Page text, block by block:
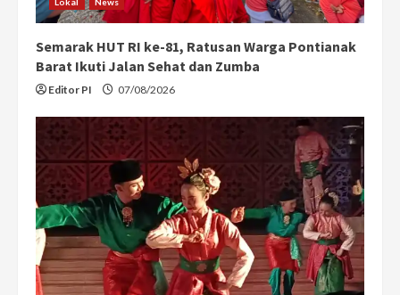
Semarak HUT RI ke-81, Ratusan Warga Pontianak
Barat Ikuti Jalan Sehat dan Zumba
Editor PI 07/08/2026